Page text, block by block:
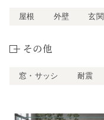
屋根 外壁 玄関
その他
窓・サッシ 耐震